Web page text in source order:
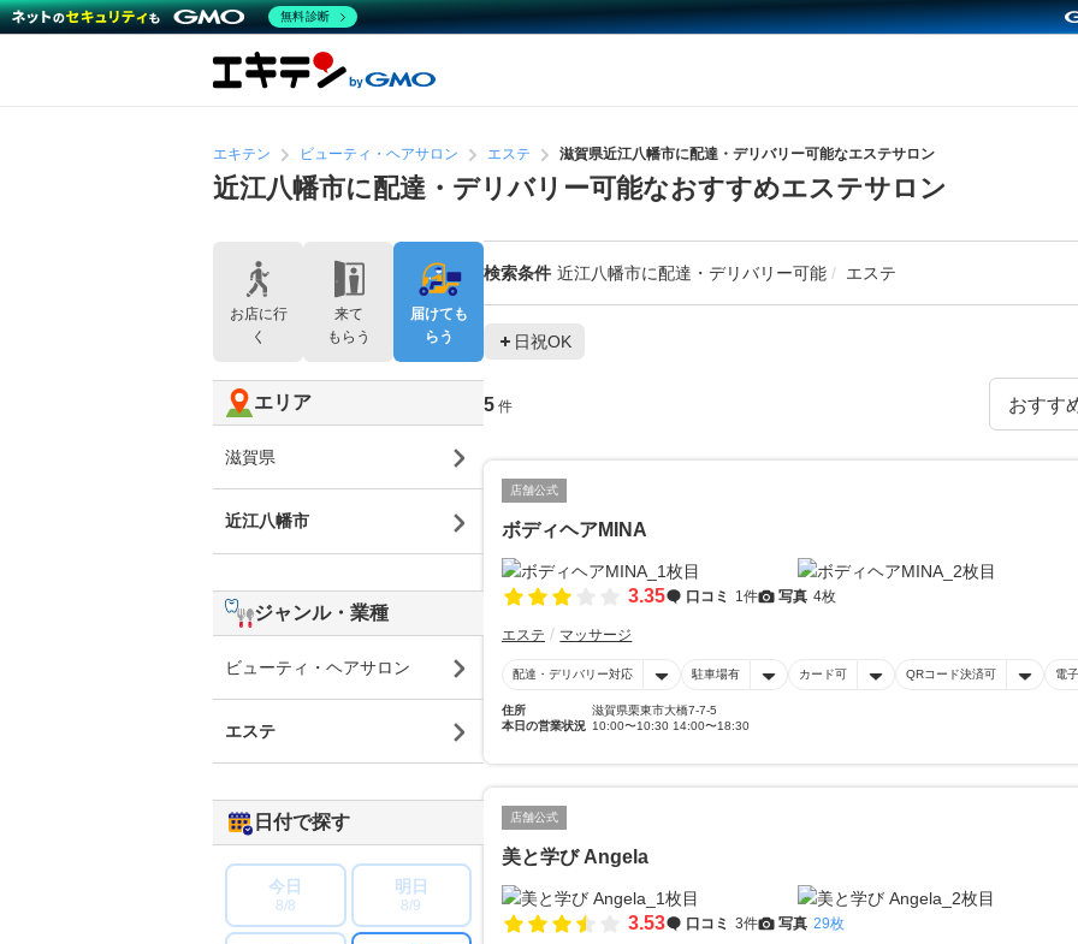
エキテン ビューティ・ヘアサロン エステ 滋賀県近江八幡市に配達・デリバリー可能なエステサロン
近江八幡市に配達・デリバリー可能なおすすめエステサロン
検索条件 近江八幡市に配達・デリバリー可能 エステ
日祝OK
5 件
店舗公式
ボディヘアMINA
3.35 口コミ 1件 写真 4枚
エステ マッサージ
配達・デリバリー対応 駐車場有 カード可 QRコード決済可 電
住所
滋賀県栗東市大橋7-7-5
本日の営業状況 10:00〜10:30 14:00〜18:30
店舗公式
美と学び Angela
3.53 口コミ 3件 写真 29枚
お店に行
く
来て
もらう
届けても
らう
エリア
滋賀県
近江八幡市
ジャンル・業種
ビューティ・ヘアサロン
エステ
日付で探す
今日
8/8
明日
8/9
無料診断